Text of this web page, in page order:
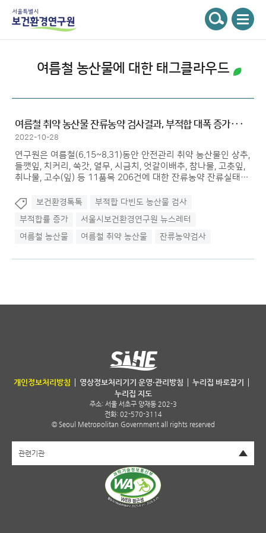
검색
여름철 농산물에 대한 태그클라우드
여름철 취약 농산물 잔류농약 검사결과, 부적합 대폭 증가···
2022-10-28
연구원은 여름철(6.15~8.31)동안 안전관리 취약 농산물인 상추,
들깻잎, 치커리, 쑥갓, 열무, 시금치, 엇갈이배추, 참나물, 고춧잎,
취나물, 고수(잎) 등 11품목 206건에 대한 잔류농약 잔류실태를
동기간(2.0%) 대비 약 3배 부적합률이 증가하였으며 경매·유통
농산물 잔류농약 부적합률(2.6%)과 비교시 부적합률이 약 2.2배
높은 것으로 파악되었다.
보건환경톡톡
부적합 다빈도 농산물 검사
부적합률 증가
서울시보건환경연구원 뉴스레터
여름철 농산물
여름철 취약 농산물 잔류농약검사
서울특별시 보건환경연구원
개인정보처리방침 영상정보처리기기 운영·관리방침
누리집 바로잡기
누리집 지도
주소: 서울 서초구 양재동 202-3
전화: 02-570-3114
© Seoul Metropolitan Government all rights reserved
관련기관펼치기